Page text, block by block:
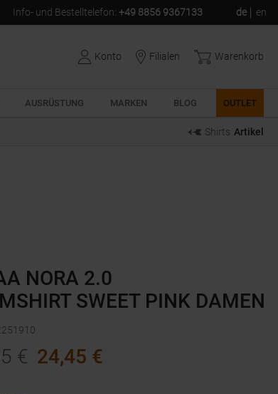
Info- und Bestelltelefon: +49 8856 9367133 de en
Konto Filialen Warenkorb
AUSRÜSTUNG MARKEN BLOG OUTLET
Shirts Artikel
NORA 2.0
SWEET PINK DAMEN
€ 24,45 €